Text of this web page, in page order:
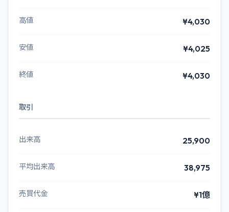
高値 ¥4,030
安値 ¥4,025
終値 ¥4,030
取引
出来高 25,900
平均出来高 38,975
売買代金 ¥1億